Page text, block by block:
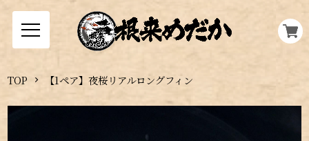
TOP 【1ペア】夜桜リアルロングフィン